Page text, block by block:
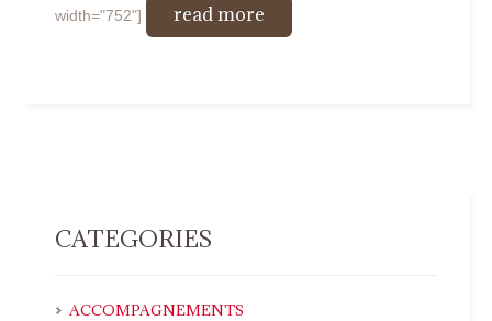
width="752"]
read more
CATEGORIES
ACCOMPAGNEMENTS